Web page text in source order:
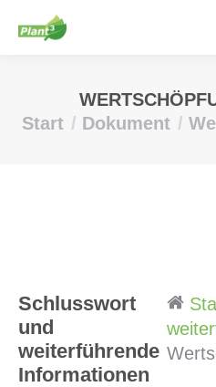
Sie befinden sich hier:
Start Dokument
Schlusswort
und
weiterführende
Informationen